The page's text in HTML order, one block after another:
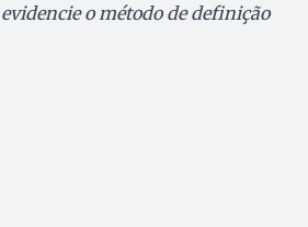
o método de definição